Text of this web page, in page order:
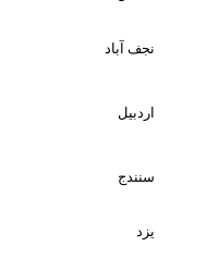
نجف آباد
اردبیل
سنندج
یزد